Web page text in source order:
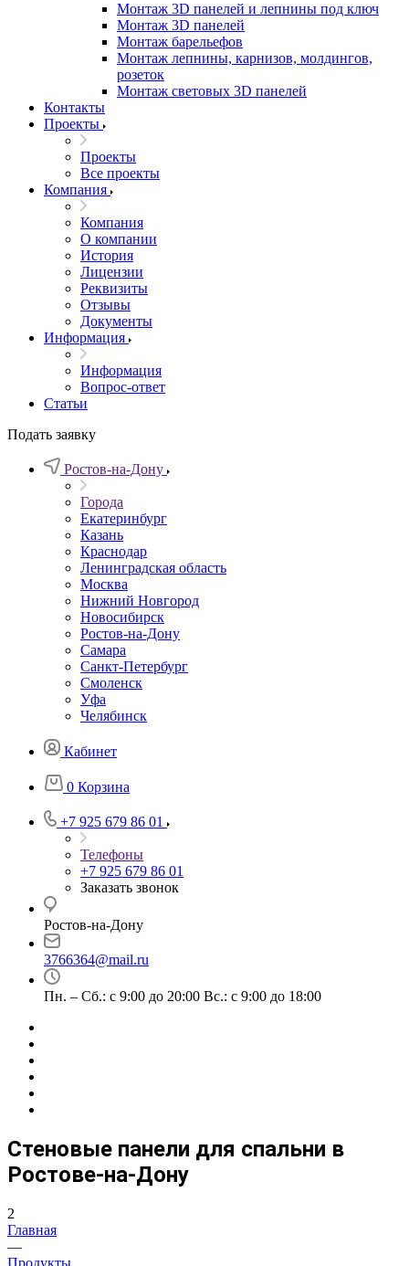
Монтаж 3D панелей и лепнины под ключ
Монтаж 3D панелей
Монтаж барельефов
Монтаж лепнины, карнизов, молдингов,
розеток
Монтаж световых 3D панелей
Контакты
Проекты
Проекты
Все проекты
Компания
Компания
О компании
История
Лицензии
Реквизиты
Отзывы
Документы
Информация
Информация
Вопрос-ответ
Статьи
Подать заявку
Ростов-на-Дону
Города
Екатеринбург
Казань
Краснодар
Ленинградская область
Москва
Нижний Новгород
Новосибирск
Ростов-на-Дону
Самара
Санкт-Петербург
Смоленск
Уфа
Челябинск
Кабинет
0 Корзина
+7 925 679 86 01
Телефоны
+7 925 679 86 01
Заказать звонок
Ростов-на-Дону
3766364@mail.ru
Пн. – Сб.: с 9:00 до 20:00 Вс.: с 9:00 до 18:00
Стеновые панели для спальни в
Ростове-на-Дону
2
Главная
—
Продукты